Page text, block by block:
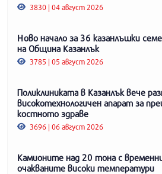
3830 | 04 август 2026
Ново начало за 36 казанлъшки
на Община Казанлък
3785 | 05 август 2026
Поликлиниката в Казанлък вече
високотехнологичен апарат за
костното здраве
3696 | 06 август 2026
Камионите над 20 тона с
очакваните високи температури